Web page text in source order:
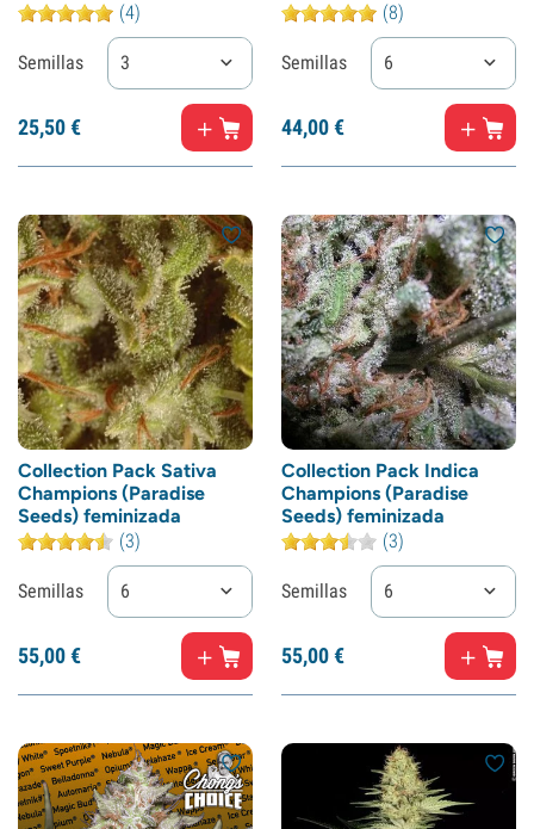
(4)
Semillas 3
25,50€
(8)
Semillas 6
44,00€
Collection Pack Sativa
Champions (Paradise
Seeds) feminizada
(3)
Semillas 6
55,00€
Collection Pack Indica
Champions (Paradise
Seeds) feminizada
(3)
Semillas 6
55,00€